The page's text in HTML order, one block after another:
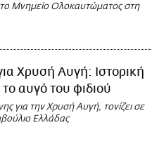
Μνημείο Ολοκαυτώματος στη
Χρυσή Αυγή: Ιστορική
αυγό του φιδιού
για την Χρυσή Αυγή, τονίζει σε
Ελλάδας